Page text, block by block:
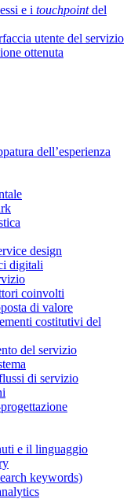
e i touchpointdel
utente del servizio
ottenuta
dell’esperienza
design
digitali
coinvolti
di valore
costitutivi del
del servizio
di servizio
e il linguaggio
keywords)